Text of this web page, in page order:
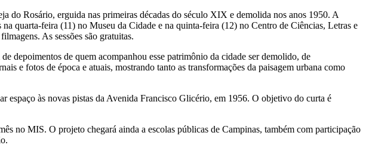
do Rosário, erguida nas primeiras décadas do século XIX e demolida nos anos 1950. A
quarta-feira (11) no Museu da Cidade e na quinta-feira (12) no Centro de Ciências, Letras e
As sessões são gratuitas.
depoimentos de quem acompanhou esse patrimônio da cidade ser demolido, de
e fotos de época e atuais, mostrando tanto as transformações da paisagem urbana como
espaço às novas pistas da Avenida Francisco Glicério, em 1956. O objetivo do curta é
no MIS. O projeto chegará ainda a escolas públicas de Campinas, também com participação